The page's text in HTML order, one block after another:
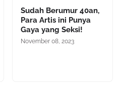
Sudah Berumur 40an,
Para Artis ini Punya
Gaya yang Seksi!
November 08, 2023